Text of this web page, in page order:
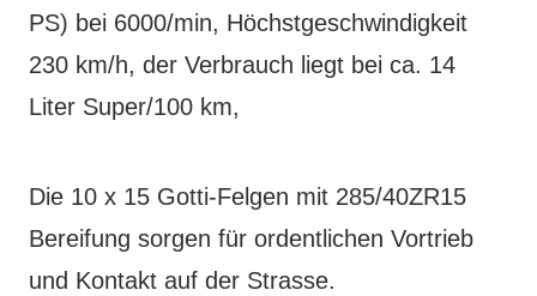
PS) bei 6000/min, Höchstgeschwindigkeit
230 km/h, der Verbrauch liegt bei ca. 14
Liter Super/100 km,
Die 10 x 15 Gotti-Felgen mit 285/40ZR15
Bereifung sorgen für ordentlichen Vortrieb
und Kontakt auf der Strasse.